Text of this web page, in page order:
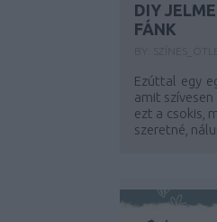
DIY
FÁNK
Ezúttal egy
amit
ezt a csokis,
szeretné,